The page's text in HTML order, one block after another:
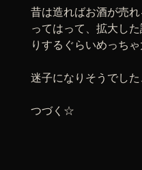
昔は造ればお酒が売
ってはって、拡大し
りするぐらいめっち
迷子になりそうでした
つづく☆